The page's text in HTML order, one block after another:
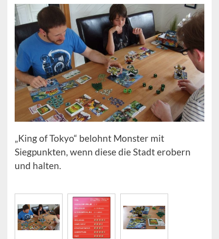
„King of Tokyo“ belohnt Monster mit
Siegpunkten, wenn diese die Stadt erobern
und halten.